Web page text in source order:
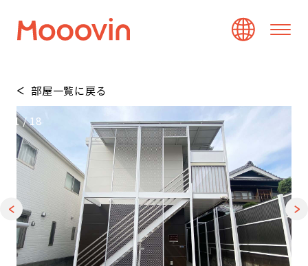
部屋一覧に戻る
1/18